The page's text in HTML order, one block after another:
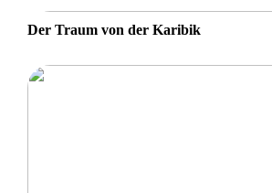
Der Traum von der Karibik